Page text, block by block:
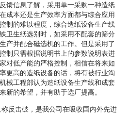
馈信息了解，采用单一采购一种造纸
成本还是生产效率方面都与综合应用
制的难以程度，综合造纸设备生产线
卫生纸选别时，如采用不配套的筛分
产并配合磁选机的工作。但是采用了
制只需根据说明书上的参数说明表进
对低产能的严格控制，相信在将来如
更高的造纸设备的话，将有被行业淘
械工程部认为造纸设备生产线和成套
新的希望，并有助于选厂提高。
反击破，是我公司在吸收国内外先进